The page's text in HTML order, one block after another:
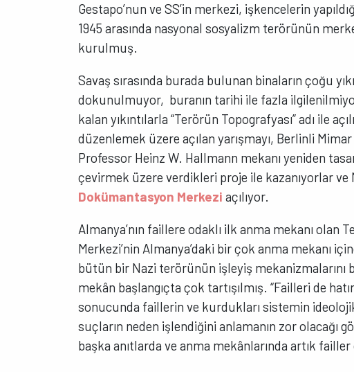
Gestapo’nun ve SS’in merkezi, işkencelerin
1945 arasında nasyonal sosyalizm terörünün
kurulmuş.
Savaş sırasında burada bulunan binaların çoğu
dokunulmuyor, buranın tarihi ile fazla
kalan yıkıntılarla “Terörün Topografyası” adı ile
düzenlemek üzere açılan yarışmayı, Berlinli
Professor Heinz W. Hallmann mekanı yeniden
çevirmek üzere verdikleri proje ile kazanıyorlar ve
Dokümantasyon Merkezi açılıyor.
Almanya’nın faillere odaklı ilk anma mekanı olan
Merkezi’nin Almanya’daki bir çok anma mekanı
bütün bir Nazi terörünün işleyiş
mekân başlangıçta çok tartışılmış. “Failleri de
sonucunda faillerin ve kurdukları sistemin ideolojik
suçların neden işlendiğini anlamanın zor olacağı
başka anıtlarda ve anma mekânlarında artık failler